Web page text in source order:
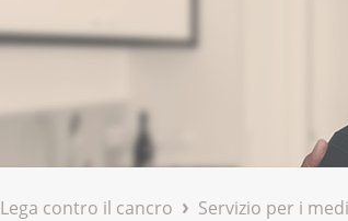
Lega contro il cancro Servizio per i